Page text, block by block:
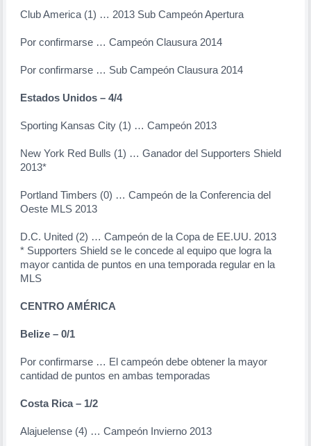
Club America (1) … 2013 Sub Campeón Apertura
Por confirmarse … Campeón Clausura 2014
Por confirmarse … Sub Campeón Clausura 2014
Estados Unidos – 4/4
Sporting Kansas City (1) … Campeón 2013
New York Red Bulls (1) … Ganador del Supporters Shield
2013*
Portland Timbers (0) … Campeón de la Conferencia del
Oeste MLS 2013
D.C. United (2) … Campeón de la Copa de EE.UU. 2013
* Supporters Shield se le concede al equipo que logra la
mayor cantida de puntos en una temporada regular en la
MLS
CENTRO AMÉRICA
Belize– 0/1
Por confirmarse … El campeón debe obtener la mayor
cantidad de puntos en ambas temporadas
Costa Rica– 1/2
Alajuelense (4) … Campeón Invierno 2013